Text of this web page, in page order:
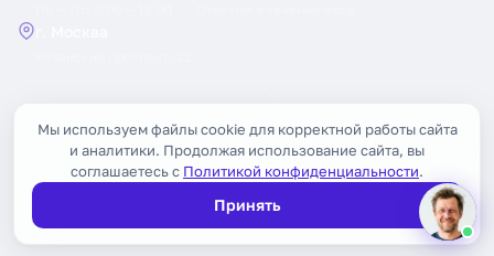
© 2026 OILX. Все права защищены.
Политика конфиденциальности
Мы используем файлы cookie для корректной работы сайта
и аналитики. Продолжая использование сайта, вы
соглашаетесь с Политикой конфиденциальности.
Принять